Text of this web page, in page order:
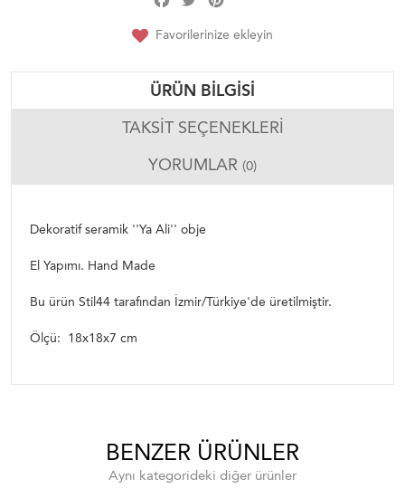
Favorilerinize ekleyin
ÜRÜN BILGISI
TAKSIT SEÇENEKLERI
YORUMLAR (0)
Dekoratif seramik ''Ya Ali'' obje
El Yapımı. Hand Made
Bu ürün Stil44 tarafından İzmir/Türkiye'de üretilmiştir.
Ölçü: 18x18x7 cm
BENZER ÜRÜNLER
Aynı kategorideki diğer ürünler